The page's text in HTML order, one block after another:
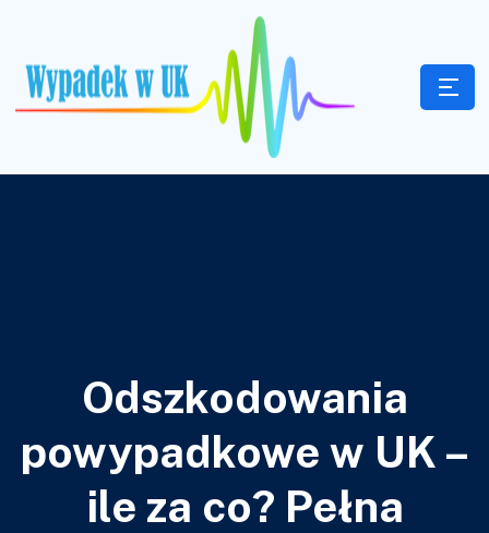
Odszkodowania
powypadkowe w UK –
ile za co? Pełna